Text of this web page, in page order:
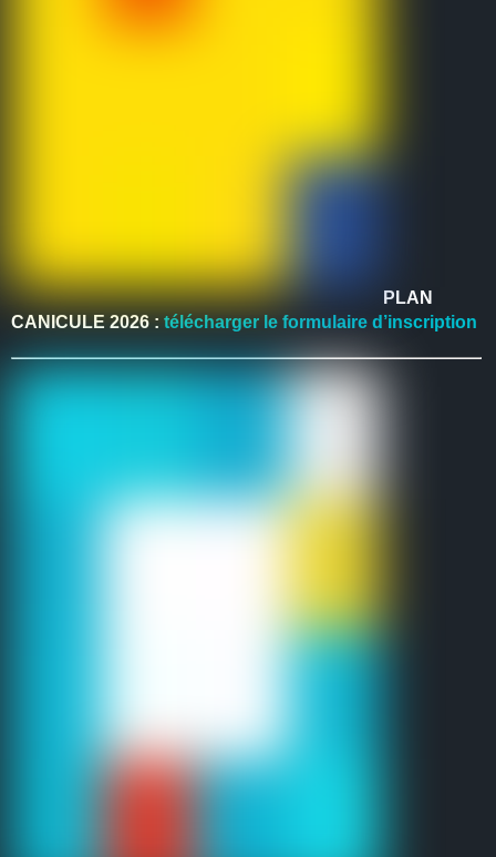
PLAN
CANICULE 2026 :télécharger le formulaire d’inscription